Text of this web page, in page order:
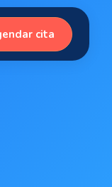
cita